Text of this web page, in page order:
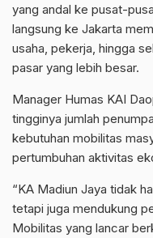
yang andal ke pusat-
langsung ke Jakarta
usaha, pekerja, hingga
pasar yang lebih besar.
Manager Humas KAI
tingginya jumlah
kebutuhan mobilitas
pertumbuhan aktivitas
“KA Madiun Jaya tidak
tetapi juga mendukung
Mobilitas yang lancar